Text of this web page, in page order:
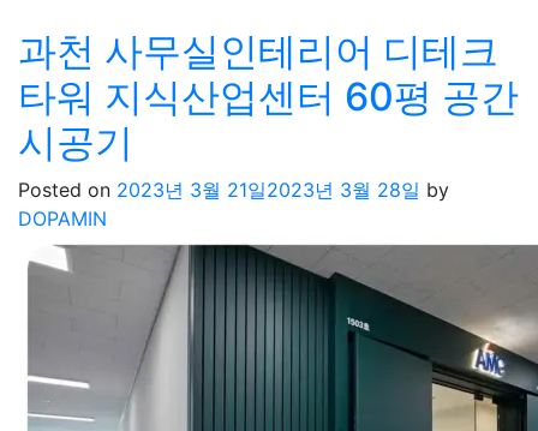
과천 사무실인테리어 디테크
타워 지식산업센터 60평 공간
시공기
Posted on 2023년 3월 21일2023년 3월 28일 by
DOPAMIN